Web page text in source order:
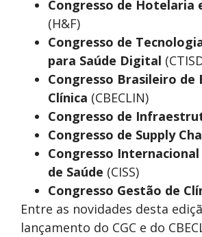
Congresso de Hotelaria
(H&F)
Congresso de
para Saúde Digital
Congresso Brasileiro de
Clínica (CBECLIN)
Congresso de
Congresso de Supply
Congresso Internacional
de Saúde (CISS)
Congresso Gestão de
Entre as novidades desta
lançamento do CGC e do